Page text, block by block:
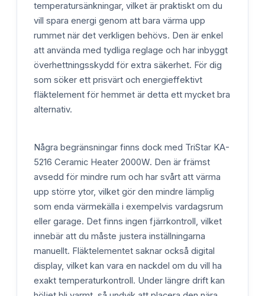
temperatursänkningar, vilket är praktiskt om du
vill spara energi genom att bara värma upp
rummet när det verkligen behövs. Den är enkel
att använda med tydliga reglage och har inbyggt
överhettningsskydd för extra säkerhet. För dig
som söker ett prisvärt och energieffektivt
fläktelement för hemmet är detta ett mycket bra
alternativ.
Några begränsningar finns dock med TriStar KA-
5216 Ceramic Heater 2000W. Den är främst
avsedd för mindre rum och har svårt att värma
upp större ytor, vilket gör den mindre lämplig
som enda värmekälla i exempelvis vardagsrum
eller garage. Det finns ingen fjärrkontroll, vilket
innebär att du måste justera inställningarna
manuellt. Fläktelementet saknar också digital
display, vilket kan vara en nackdel om du vill ha
exakt temperaturkontroll. Under längre drift kan